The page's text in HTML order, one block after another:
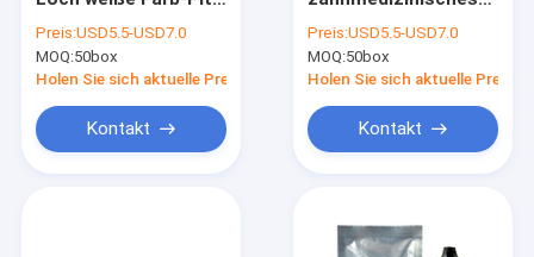
Fors mit Verpackung
1.2g
Preis:USD5.5-USD7.0
MOQ:50box
Holen Sie sich aktuelle Preis
Kontakt
Sealant Fors mit
weißer Farbe
Preis:USD5.5-USD7.0
MOQ:50box
Holen Sie sich aktuelle Preis
Kontakt